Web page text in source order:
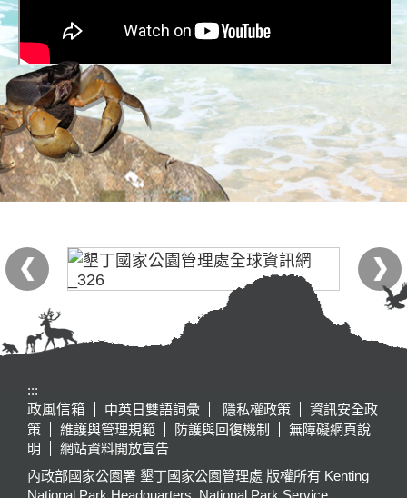
:::
政風信箱
中英日雙語詞彙 隱私權政策
資訊安全政
策
維護與管理規範 防護與回復機制
無障礙網頁說
明
網站資料開放宣告
內政部國家公園署 墾丁國家公園管理處 版權所有 Kenting
National Park Headquarters, National Park Service,